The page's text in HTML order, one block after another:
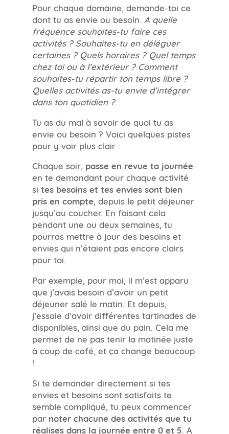
Pour chaque domaine, demande-toi ce
dont tu as envie ou besoin. A quelle
fréquence souhaites-tu faire ces
activités ? Souhaites-tu en déléguer
certaines ? Quels horaires ? Quel temps
chez toi ou à l’extérieur ? Comment
souhaites-tu répartir ton temps libre ?
Quelles activités as-tu envie d’intégrer
dans ton quotidien ?
Tu as du mal à savoir de quoi tu as
envie ou besoin ? Voici quelques pistes
pour y voir plus clair :
Chaque soir, passe en revue ta journée
en te demandant pour chaque activité
si tes besoins et tes envies sont bien
pris en compte, depuis le petit déjeuner
jusqu’au coucher. En faisant cela
pendant une ou deux semaines, tu
pourras mettre à jour des besoins et
envies qui n’étaient pas encore clairs
pour toi.
Par exemple, pour moi, il m’est apparu
que j’avais besoin d’avoir un petit
déjeuner salé le matin. Et depuis,
j’essaie d’avoir différentes tartinades de
disponibles, ainsi que du pain. Cela me
permet de ne pas tenir la matinée juste
à coup de café, et ça change beaucoup
!
Si te demander directement si tes
envies et besoins sont satisfaits te
semble compliqué, tu peux commencer
par noter chacune des activités que tu
réalises dans la journée entre 0 et 5. A